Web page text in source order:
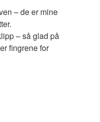
– de er mine
– så glad på
fingrene for